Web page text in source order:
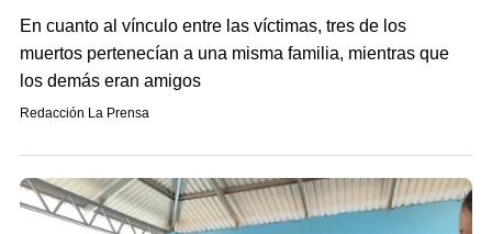
En cuanto al vínculo entre las víctimas, tres de los
muertos pertenecían a una misma familia, mientras que
los demás eran amigos
Redacción La Prensa